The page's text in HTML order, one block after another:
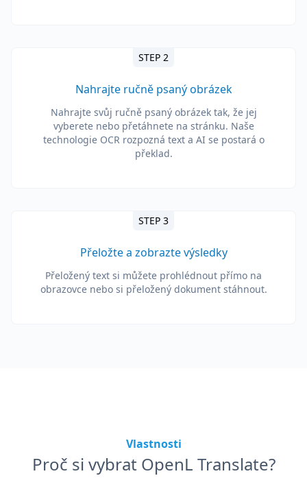
STEP 2
Nahrajte ručně psaný obrázek
Nahrajte svůj ručně psaný obrázek tak, že jej
vyberete nebo přetáhnete na stránku. Naše
technologie OCR rozpozná text a AI se postará o
překlad.
STEP 3
Přeložte a zobrazte výsledky
Přeložený text si můžete prohlédnout přímo na
obrazovce nebo si přeložený dokument stáhnout.
Vlastnosti
Proč si vybrat OpenL Translate?